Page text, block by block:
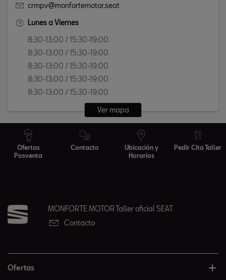
Ofertas
Posventa
Contacto
Ubicación y
Horarios
Pedir Cita Taller
crmpv@monfortemotor.seat
Lunes a Viernes
8:30-13:00 / 15:30-19:00
8:30-13:00 / 15:30-19:00
8:30-13:00 / 15:30-19:00
8:30-13:00 / 15:30-19:00
8:30-13:00 / 15:30-19:00
Ver mapa
MONFORTE MOTOR Taller oficial SEAT
Contacto
Ofertas